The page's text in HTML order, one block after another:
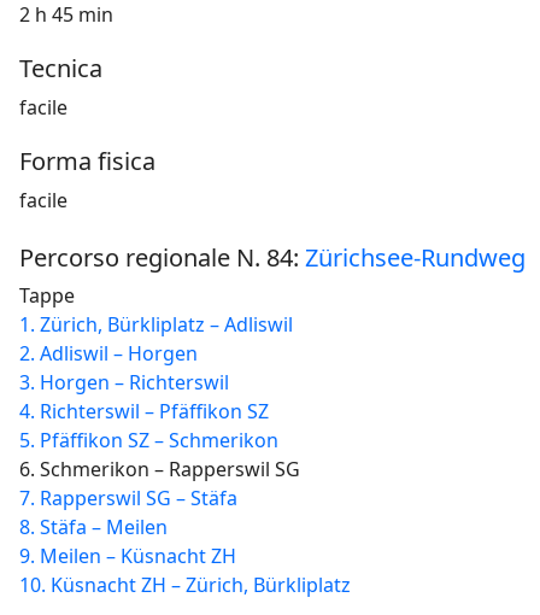
2 h 45 min
Tecnica
facile
Forma fisica
facile
Percorso regionale N. 84: Zürichsee-Rundweg
Tappe
1. Zürich, Bürkliplatz – Adliswil
2. Adliswil – Horgen
3. Horgen – Richterswil
4. Richterswil – Pfäffikon SZ
5. Pfäffikon SZ – Schmerikon
6. Schmerikon – Rapperswil SG
7. Rapperswil SG – Stäfa
8. Stäfa – Meilen
9. Meilen – Küsnacht ZH
10. Küsnacht ZH – Zürich, Bürkliplatz